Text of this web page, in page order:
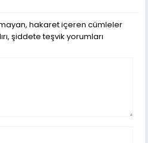
hakaret içeren cümleler
şiddete teşvik yorumları